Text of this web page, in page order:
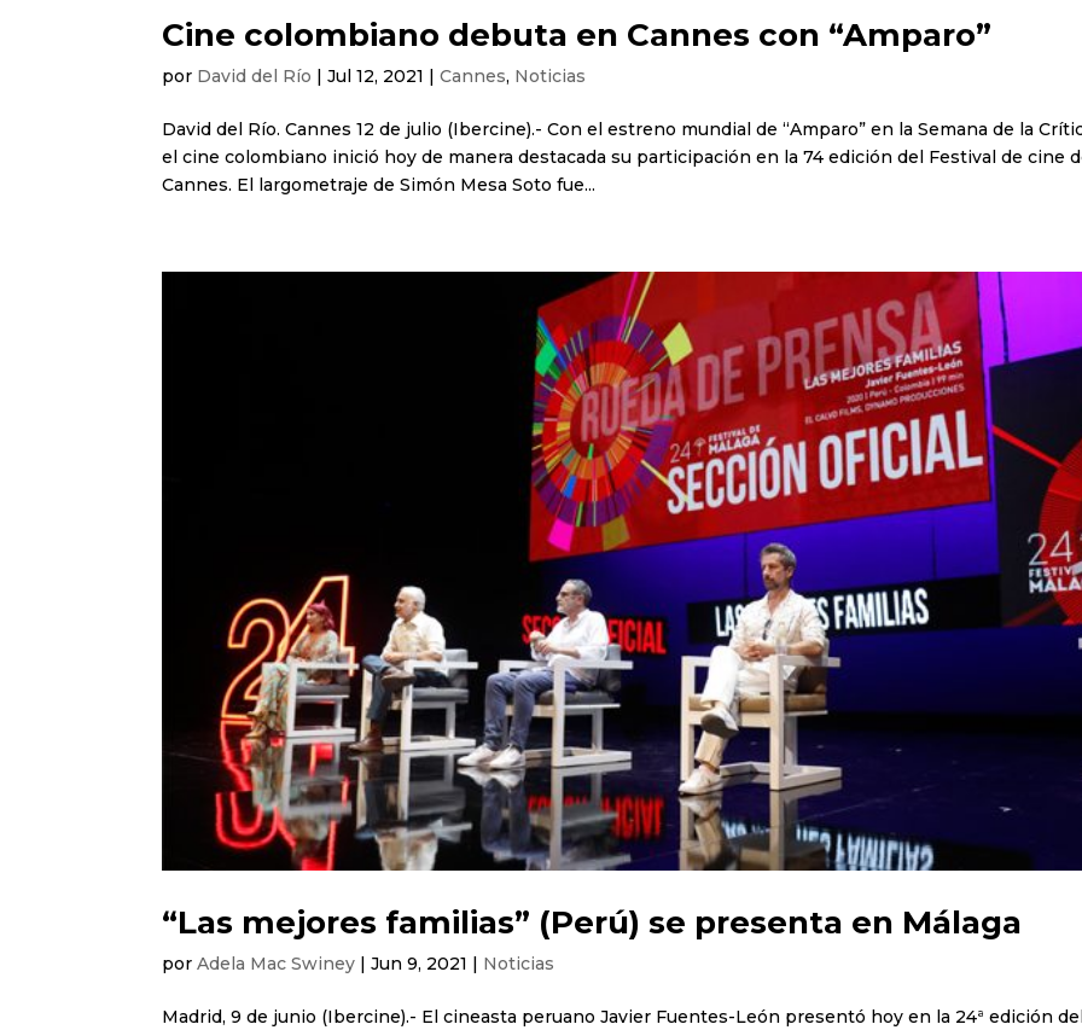
Cine colombiano debuta en Cannes con “Amparo”
por David del Río |Jul 12, 2021 |Cannes, Noticias
David del Río. Cannes 12 de julio (Ibercine).- Con el estreno mundial de “Amparo” en la Semana de la
el cine colombiano inició hoy de manera destacada su participación en la 74 edición del Festival de cine
Cannes. El largometraje de Simón Mesa Soto fue...
“Las mejores familias” (Perú) se presenta en Málaga
porAdela Mac Swiney |Jun 9, 2021 | Noticias
Madrid, 9 de junio (Ibercine).- El cineasta peruano Javier Fuentes-León presentó hoy en la 24ª edición